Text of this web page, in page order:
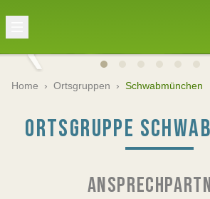
Home › Ortsgruppen › Schwabmünchen
ORTSGRUPPE